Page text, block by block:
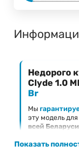
Недорого
Clyde 1.0
Br
Мы
эту модель
всей
Ключевые
Показать